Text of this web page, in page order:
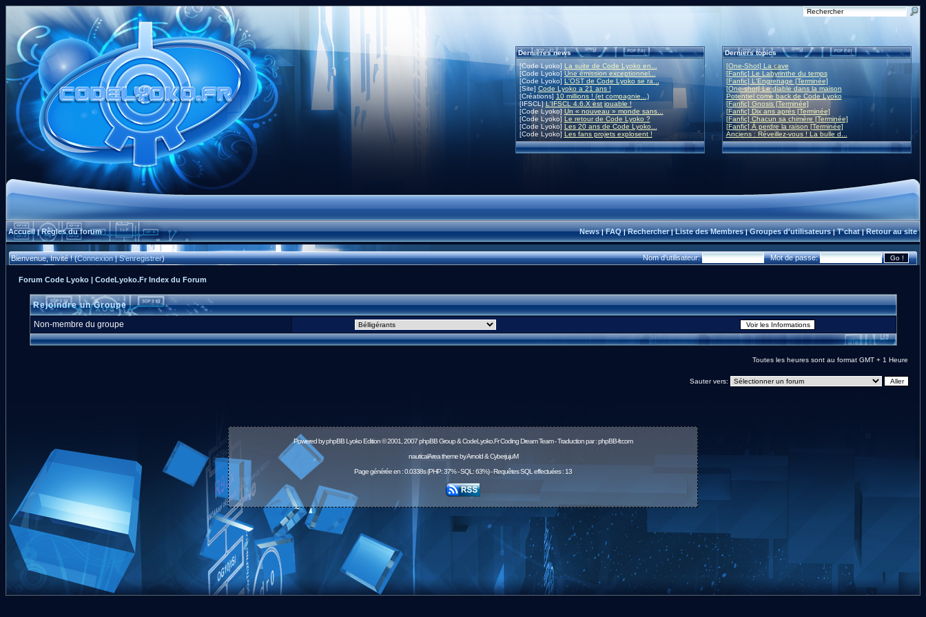
Dernières news
[Code Lyoko] La suite de Code Lyoko en...
[Code Lyoko]Une émission exceptionnel...
[Code Lyoko] L'OST de Code Lyoko se ra...
[Site] Code Lyoko a 21 ans !
[Créations] 10 millions ! (et compagnie...)
[IFSCL]L'IFSCL 4.6.X est jouable !
[Code Lyoko] Un « nouveau » monde sans...
[Code Lyoko] Le retour de Code Lyoko ?
[Code Lyoko] Les 20 ans de Code Lyoko...
[Code Lyoko] Les fans projets explosent !
Derniers topics
[One-Shot] La cave
[Fanfic] Le Labyrinthe du temps
[Fanfic] L'Engrenage [Terminée]
[One-shot] Le diable dans la maison
Potentiel come back de Code Lyoko
[Fanfic] Gnosis [Terminée]
[Fanfic] Dix ans après [Terminée]
[Fanfic] Chacun sa chimère [Terminée]
[Fanfic] À perdre la raison [Terminée]
Anciens : Réveillez-vous ! La bulle d...
Accueil|Règles du forum News|FAQ|Rechercher|Liste des Membres|Groupes d'utilisateurs|T'chat|Retour au site
Bienvenue, Invité ! (Connexion|S'enregistrer) Nom d'utilisateur: Mot de passe:
Forum Code Lyoko | CodeLyoko.Fr Index du Forum
Rejoindre un Groupe
Non-membre du groupe
Toutes les heures sont au format GMT + 1 Heure
Sauter vers:
Powered byphpBBLyoko Edition © 2001, 2007 phpBB Group & CodeLyoko.Fr Coding Dream Team - Traduction par :phpBB-fr.com
nauticalArea theme by Arnold & CyberjujuM
Page générée en : 0.0338s (PHP: 37% - SQL: 63%) - Requêtes SQL effectuées : 13